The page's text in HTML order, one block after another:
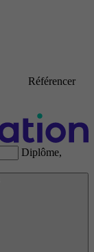
Référencer
Diplôme,